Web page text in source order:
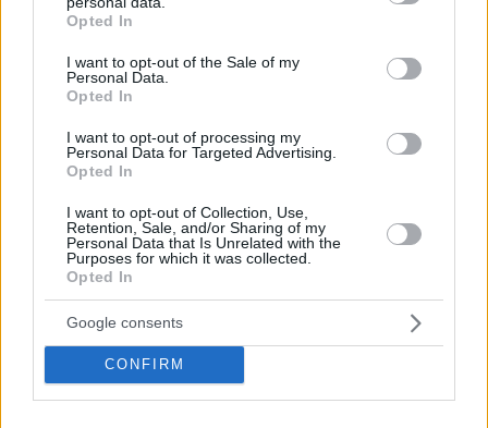
grant or deny consent to Google and its third-party tags to
use your data for below specified purposes in below Google
consent section.
Opted In
I want to opt-out of the Sale of my
Personal Data.
Opted In
I want to opt-out of processing my
Personal Data for Targeted Advertising.
Opted In
I want to opt-out of Collection, Use,
Retention, Sale, and/or Sharing of my
Personal Data that Is Unrelated with the
Purposes for which it was collected.
Opted In
Google consents
CONFIRM
αγοράσουν σπίτι στην Αιγιάλεια,
καταστράφηκε από την πυρκαγιά λίγο
πριν μετακομίσουν, φωτογραφίες
05.08.2026, 19:53
100.00%
Δείτε βίντεο: Υποψήφιος
Δημοκρατικός σε παραλία της Χαβάης
ξερός από γροθιά
05.08.2026, 21:28 48
Στα decks της Μυκόνου: Οι διάσημοι
dj, οι αμοιβές τους και οι sold out
ξέφρενες μέρες και νύχτες